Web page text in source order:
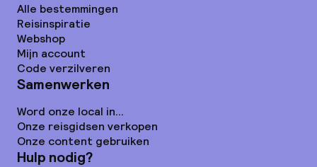
Alle bestemmingen
Reisinspiratie
Webshop
Mijn account
Code verzilveren
Samenwerken
Word onze local in...
Onze reisgidsen verkopen
Onze content gebruiken
Hulp nodig?